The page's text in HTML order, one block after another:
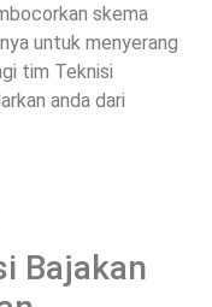
skema
untuk menyerang
tim Teknisi
anda dari
Bajakan